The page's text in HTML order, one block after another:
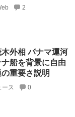
2
木外相 パナマ運河
船を背景に自由
重要さ説明
ース 0